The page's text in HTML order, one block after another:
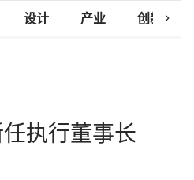
设计 产业 创新研究
chevron_right
任执行董事长